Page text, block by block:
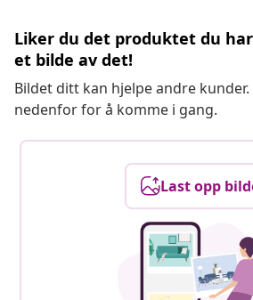
Liker du det produktet du
et bilde av det!
Bildet ditt kan hjelpe andre
nedenfor for å komme i gang.
Last opp